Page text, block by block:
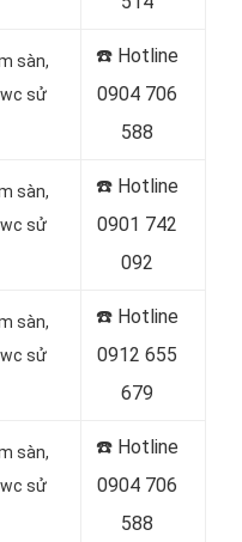
sàn,
sử
☎️ Hotline
0904 706
588
sàn,
sử
☎️ Hotline
0901 742
092
sàn,
sử
☎️ Hotline
0912 655
679
sàn,
sử
☎️ Hotline
0904 706
588